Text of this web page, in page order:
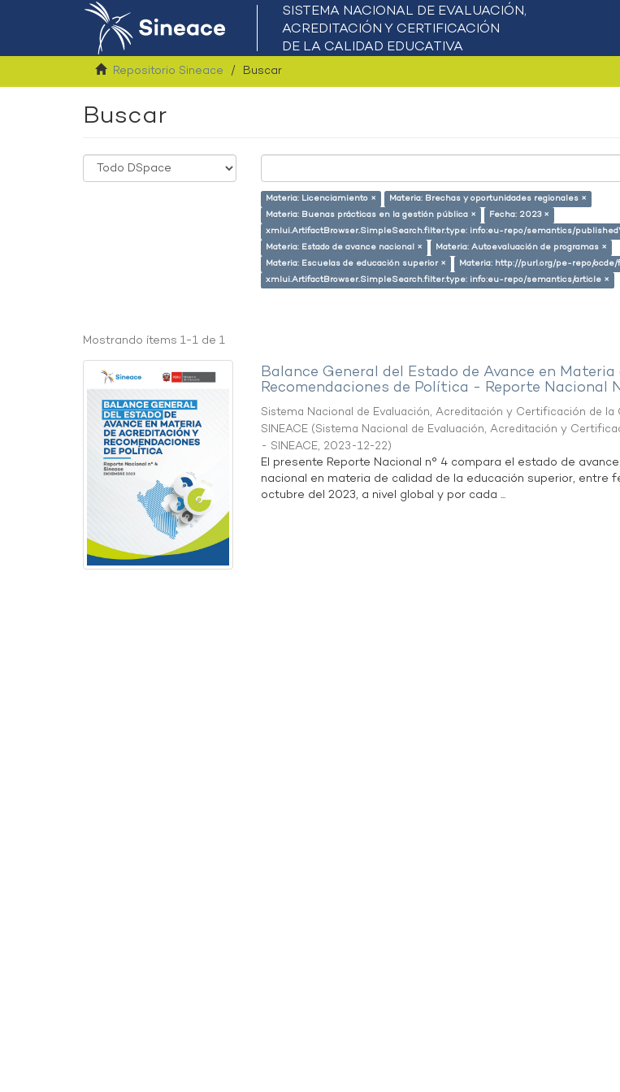
Repositorio Sineace Buscar
Buscar
Materia: Licenciamiento ×
Materia: Brechas y oportunidades regionales ×
Materia: Buenas prácticas en la gestión pública ×
Fecha: 2023 ×
xmlui.ArtifactBrowser.SimpleSearch.filter.type: info:eu-repo/semantics/
Materia: Estado de avance nacional ×
Materia: Autoevaluación de programas ×
Materia: Escuelas de educación superior ×
Materia: http://purl.org/pe-repo/ocde/
xmlui.ArtifactBrowser.SimpleSearch.filter.type: info:eu-repo/semantics/article ×
Mostrando ítems 1-1 de 1
Balance General del Estado de Avance en
Recomendaciones de Política - Reporte Nacional
Sistema Nacional de Evaluación, Acreditación y Certificación de la
SINEACE (Sistema Nacional de Evaluación, Acreditación y
- SINEACE, 2023-12-22)
El presente Reporte Nacional n° 4 compara el estado de
nacional en materia de calidad de la educación superior, entre
octubre del 2023, a nivel global y por cada ...